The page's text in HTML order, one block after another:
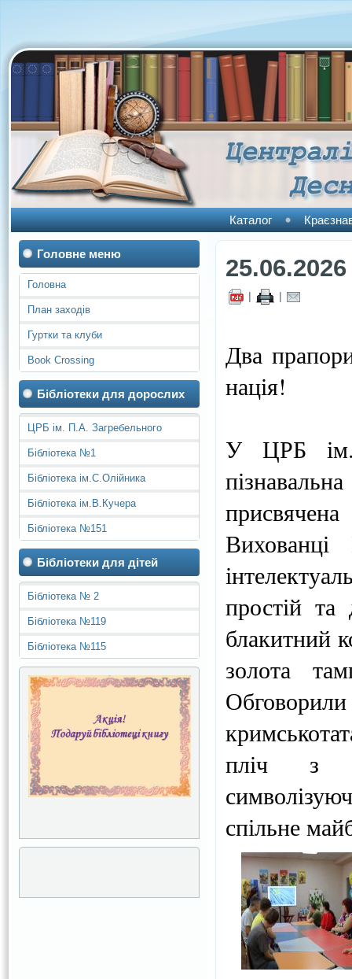
Каталог
Головне меню
Головна
План заходів
Гуртки та клуби
Book Crossing
Бібліотеки для дорослих
ЦРБ ім. П.А. Загребельного
Бібліотека №1
Бібліотека ім.С.Олійника
Бібліотека ім.В.Кучера
Бібліотека №151
Бібліотеки для дітей
Бібліотека № 2
Бібліотека №119
Бібліотека №115
25.06.2026
| |
Два
нація!
У ЦРБ ім.
Вихованці
простій та
блакитний
золота
пліч з
спільне